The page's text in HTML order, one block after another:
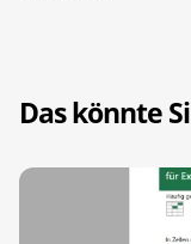
Das könnte